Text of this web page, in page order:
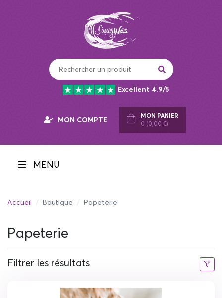
Excellent 4.9/5
MON COMPTE
MON PANIER
0 (0,00 €)
MENU
Accueil Boutique Papeterie
Papeterie
Filtrer les résultats